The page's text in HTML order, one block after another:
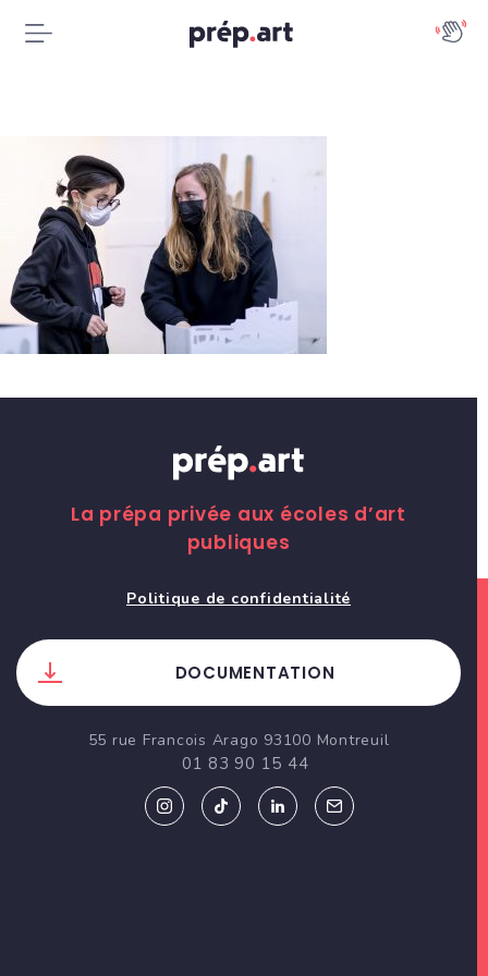
La prépa privée aux écoles d’art
publiques
Politique de confidentialité
DOCUMENTATION
55 rue Francois Arago 93100 Montreuil
01 83 90 15 44